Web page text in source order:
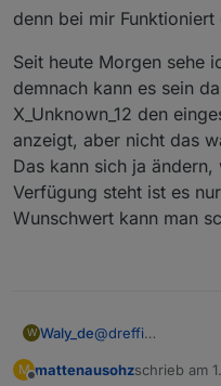
Die Werte der Delta
verschluckt sich
Einspeisesollwerten
Ich habe derzeit
ToHome_Power
regelt jetzt sauber.
X_Unknown_12
App am
Ausgang
denn bei mir Funktioniert
Seit heute Morgen sehe
demnach kann es sein
X_Unknown_12 den
anzeigt, aber nicht das
Das kann sich ja
Verfügung steht ist es
Wunschwert kann man
W Waly_de@dreffi
grundlegend
Seit heute
M mattenausohzschrieb am
zuletzt